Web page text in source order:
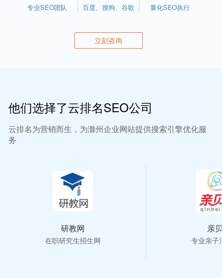
专业SEO团队 百度、搜狗、谷歌 量化SEO执行
立刻咨询
他们选择了云排名SEO公司
云排名为营销而生，为滁州企业网站提供搜索引擎优化服
务
研教网
在职研究生招生网
亲
专业亲子